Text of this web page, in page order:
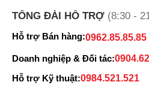
TỔNG ĐÀI HỖ TRỢ (8:30 -
Hỗ trợ Bán hàng:0962.85.85.85
Doanh nghiệp & Đối tác:
Hỗ trợ Kỹ thuật:0984.521.521